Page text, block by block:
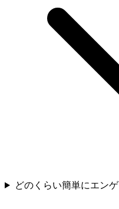
どのくらい簡単にエン